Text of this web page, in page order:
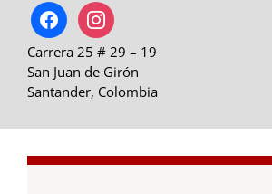
facebookinstagram
Carrera 25 # 29 – 19
San Juan de Girón
Santander, Colombia